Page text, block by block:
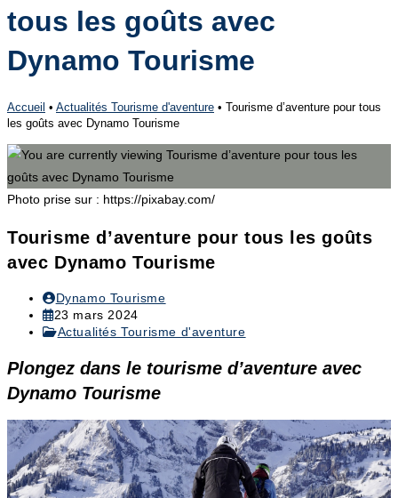
tous les goûts avec
Dynamo Tourisme
Accueil • Actualités Tourisme d'aventure • Tourisme d’aventure pour tous
les goûts avec Dynamo Tourisme
Photo prise sur : https://pixabay.com/
Tourisme d’aventure pour tous les goûts
avec Dynamo Tourisme
Auteur/autrice
de
la
Dynamo Tourisme
Publication
publiée :
23 mars 2024
PostActualités Tourisme d'aventure
Plongez dans le tourisme d’aventure avec
Dynamo Tourisme